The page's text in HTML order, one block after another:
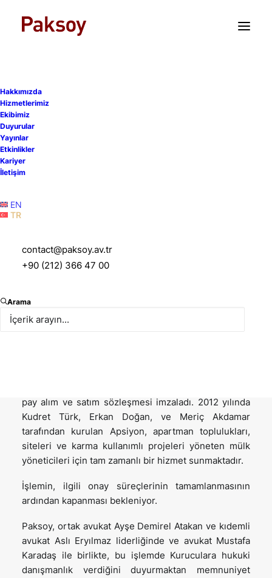
Hakkımızda
Hizmetlerimiz
Ekibimiz
Duyurular
Yayınlar
Etkinlikler
Kariyer
İletişim
EN
TR
contact@paksoy.av.tr
+90 (212) 366 47 00
Arama
Paksoy, Apsiyon'un
satışında danışmanlık
18 Kasım 2025 tarihinde, Türkiye’nin önde gelen
bulut tabanlı emlak yönetim teknolojisi şirketi
pay alım ve satım sözleşmesi imzaladı. 2012 yılında
Kudret Türk, Erkan Doğan, ve Meriç Akdamar
tarafından kurulan Apsiyon, apartman toplulukları,
siteleri ve karma kullanımlı projeleri yöneten mülk
yöneticileri için tam zamanlı bir hizmet sunmaktadır.
İşlemin, ilgili onay süreçlerinin tamamlanmasının
ardından kapanması bekleniyor.
Paksoy, ortak avukat Ayşe Demirel Atakan ve kıdemli
avukat Aslı Eryılmaz liderliğinde ve avukat Mustafa
Karadaş ile birlikte, bu işlemde Kuruculara hukuki
danışmanlık verdiğini duyurmaktan memnuniyet